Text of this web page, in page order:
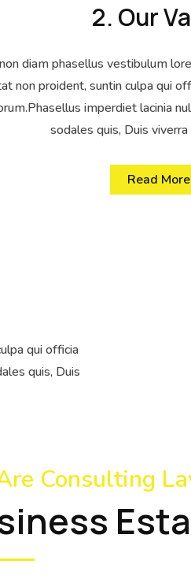
2. Our
diam phasellus vestibulum
non proident, suntin culpa qui
imperdiet lacinia
sodales quis, Duis
Read More
qui officia
quis, Duis
Consulting